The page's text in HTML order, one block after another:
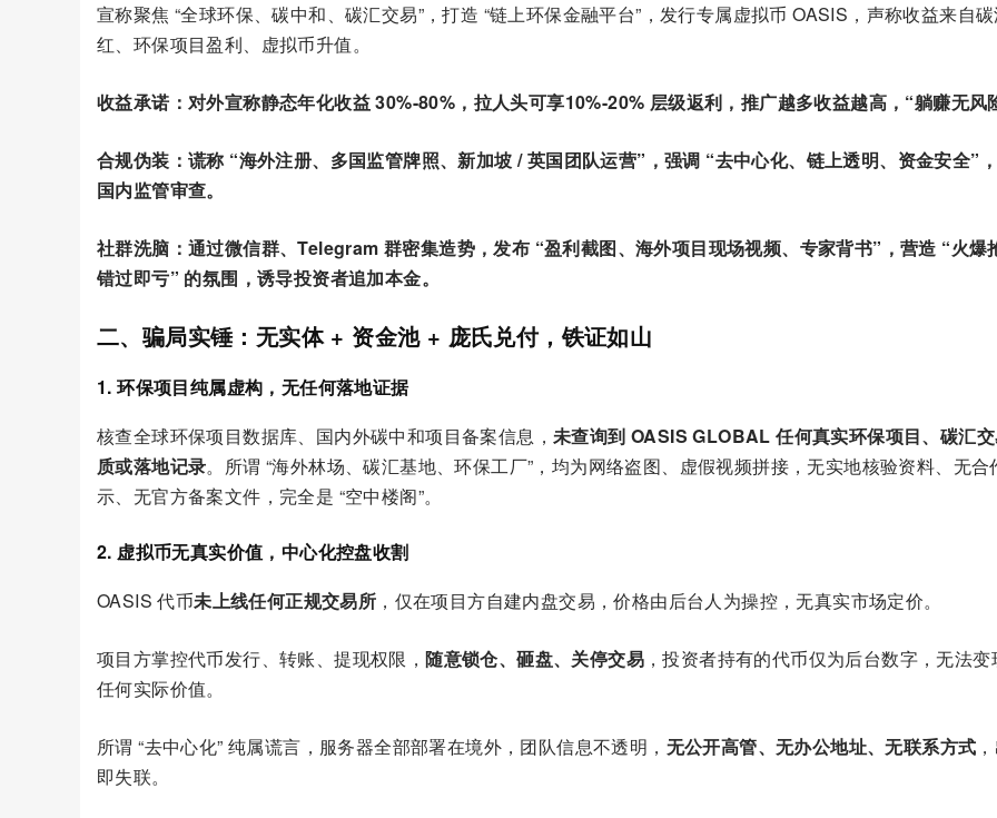
宣称聚焦 “全球环保、碳中和、碳汇交易”，打造 “链上环保金融平台”，发行专属虚拟币 OASIS，声称收益来自
红、环保项目盈利、虚拟币升值。
收益承诺：对外宣称静态年化收益 30%-80%，拉人头可享10%-20% 层级返利，推广越多收益越高，“躺赚无风
合规伪装：谎称 “海外注册、多国监管牌照、新加坡 / 英国团队运营”，强调 “去中心化、链上透明、资金安全”
国内监管审查。
社群洗脑：通过微信群、Telegram 群密集造势，发布 “盈利截图、海外项目现场视频、专家背书”，营造 “火爆
错过即亏” 的氛围，诱导投资者追加本金。
二、骗局实锤：无实体 + 资金池 + 庞氏兑付，铁证如山
1. 环保项目纯属虚构，无任何落地证据
核查全球环保项目数据库、国内外碳中和项目备案信息， 未查询到 OASIS GLOBAL 任何真实环保项目、碳汇
质或落地记录。所谓 “海外林场、碳汇基地、环保工厂”，均为网络盗图、虚假视频拼接，无实地核验资料、无合
示、无官方备案文件，完全是 “空中楼阁”。
2. 虚拟币无真实价值，中心化控盘收割
OASIS 代币未上线任何正规交易所 ，仅在项目方自建内盘交易，价格由后台人为操控，无真实市场定价。
项目方掌控代币发行、转账、提现权限，随意锁仓、砸盘、关停交易 ，投资者持有的代币仅为后台数字，无法变
任何实际价值。
所谓 “去中心化” 纯属谎言，服务器全部部署在境外，团队信息不透明， 无公开高管、无办公地址、无联系方式
即失联。